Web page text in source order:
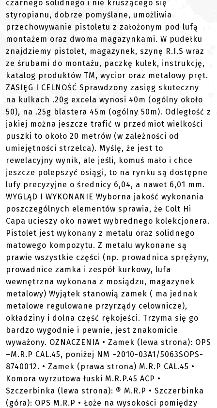
czarnego solidnego i nie kruszącego się
styropianu, dobrze pomyślane, umożliwia
przechowywanie pistoletu z założonym pod lufą
montażem oraz dwoma magazynkami. W pudełku
znajdziemy pistolet, magazynek, szynę R.I.S wraz
ze śrubami do montażu, paczkę kulek, instrukcję,
katalog produktów TM, wycior oraz metalowy pręt.
ZASIĘG I CELNOŚĆ Sprawdzony zasięg skuteczny
na kulkach .20g excela wynosi 40m (ogólny około
50), na .25g blastera 45m (ogólny 50m). Odległość z
jakiej można jeszcze trafić w przedmiot wielkości
puszki to około 20 metrów (w zależności od
umiejętności strzelca). Myślę, że jest to
rewelacyjny wynik, ale jeśli, komuś mało i chce
jeszcze polepszyć osiągi, to na rynku są dostępne
lufy precyzyjne o średnicy 6,04, a nawet 6,01 mm.
WYGLĄD I WYKONANIE Wyborna jakość wykonania
poszczególnych elementów sprawia, że Colt Hi
Capa ucieszy oko nawet wybrednego kolekcjonera.
Pistolet jest wykonany z metalu oraz solidnego
matowego kompozytu. Z metalu wykonane są
prawie wszystkie części (np. prowadnica sprężyny,
prowadnice zamka i zespół kurkowy, lufa
wewnętrzna wykonana z mosiądzu, magazynek
metalowy) Wyjątek stanowią zamek ( ma jednak
metalowe regulowane przyrządy celownicze),
okładziny i dolna część rękojeści. Trzyma się go
bardzo wygodnie i pewnie, jest znakomicie
wyważony. OZNACZENIA • Zamek (lewa strona): OPS
–M.R.P CAL.45, poniżej NM –2010-03A1/5063SOPS-
8740012. • Zamek (prawa strona) M.R.P CAL.45 •
Komora wyrzutowa łuski M.R.P.45 ACP •
Szczerbinka (lewa strona): ® M.R.P • Szczerbinka
(góra): OPS M.R.P • Łoże na wysokości pomiędzy